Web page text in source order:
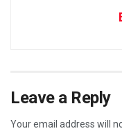
Leave a Reply
Your email address will